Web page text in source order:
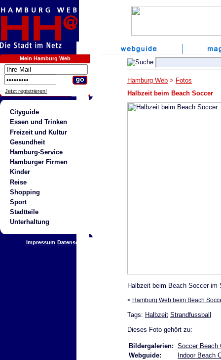
Mein Hamburg Web
Jetzt registrieren!
Cityguide
Essen und Trinken
Freizeit und Kultur
Gesundheit
Hamburg-Service
Hamburger Firmen
Kinder
Reise
Shopping
Sport
Stadtteile
Unterhaltung
Impressum Datenschutz
Hamburg Web > Fotos
Halbzeit beim Beach Soccer
Halbzeit beim Beach Soccer
< Hamburg Web beim Beach
Tags: Halbzeit Strandfussball
Dieses Foto gehört zu:
Bildergalerien: Soccer Beach
Webguide:
Indoor Beach